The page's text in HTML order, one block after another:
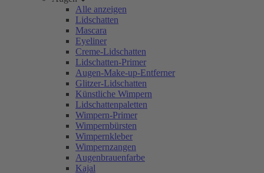
Alle anzeigen
Lidschatten
Mascara
Eyeliner
Creme-Lidschatten
Lidschatten-Primer
Augen-Make-up-Entferner
Glitzer-Lidschatten
Künstliche Wimpern
Lidschattenpaletten
Wimpern-Primer
Wimpernbürsten
Wimpernkleber
Wimpernzangen
Augenbrauenfarbe
Kajal